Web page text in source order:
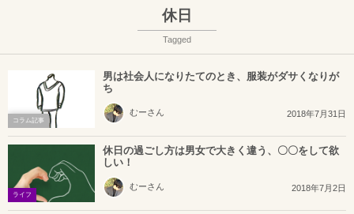
休日
Tagged
コラム記事
男は社会人になりたてのとき、服装がダサくなりが
ち
むーさん 2018年7月31日
ライフ
休日の過ごし方は男女で大きく違う、〇〇をして欲
しい！
むーさん 2018年7月2日